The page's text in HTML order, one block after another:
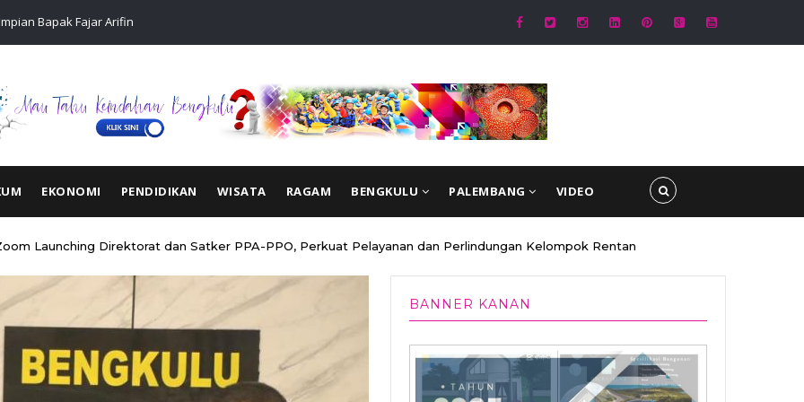
Bapak Fajar Arifin
EKONOMI PENDIDIKAN WISATA RAGAM BENGKULU PALEMBANG VIDEO
Launching Direktorat dan Satker PPA-PPO, Perkuat Pelayanan dan Perlindungan Kelompok Rentan
BANNER KANAN